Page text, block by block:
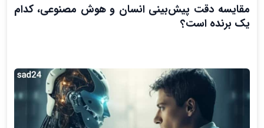
مقایسه دقت پیش‌بینی انسان و هوش مصنوعی، کدام
یک برنده است؟